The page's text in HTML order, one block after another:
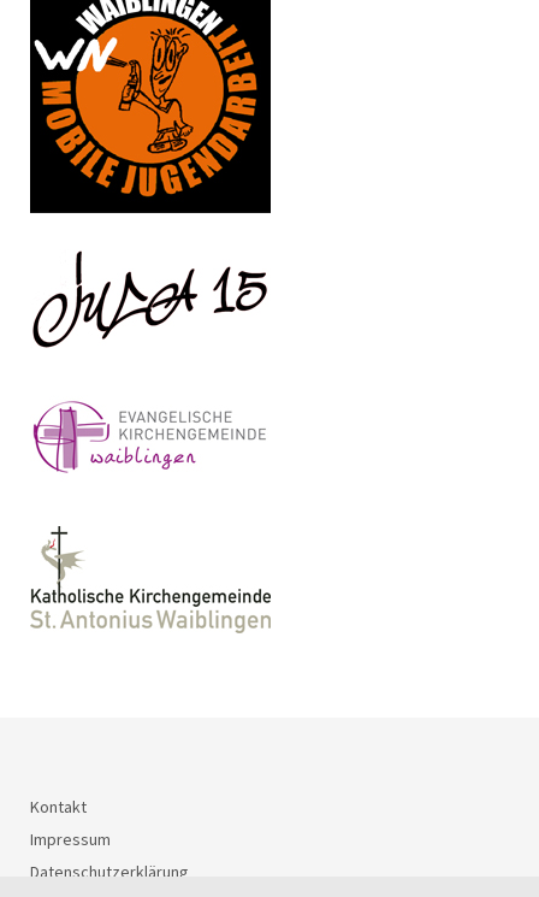
Kontakt
Impressum
Datenschutzerklärung